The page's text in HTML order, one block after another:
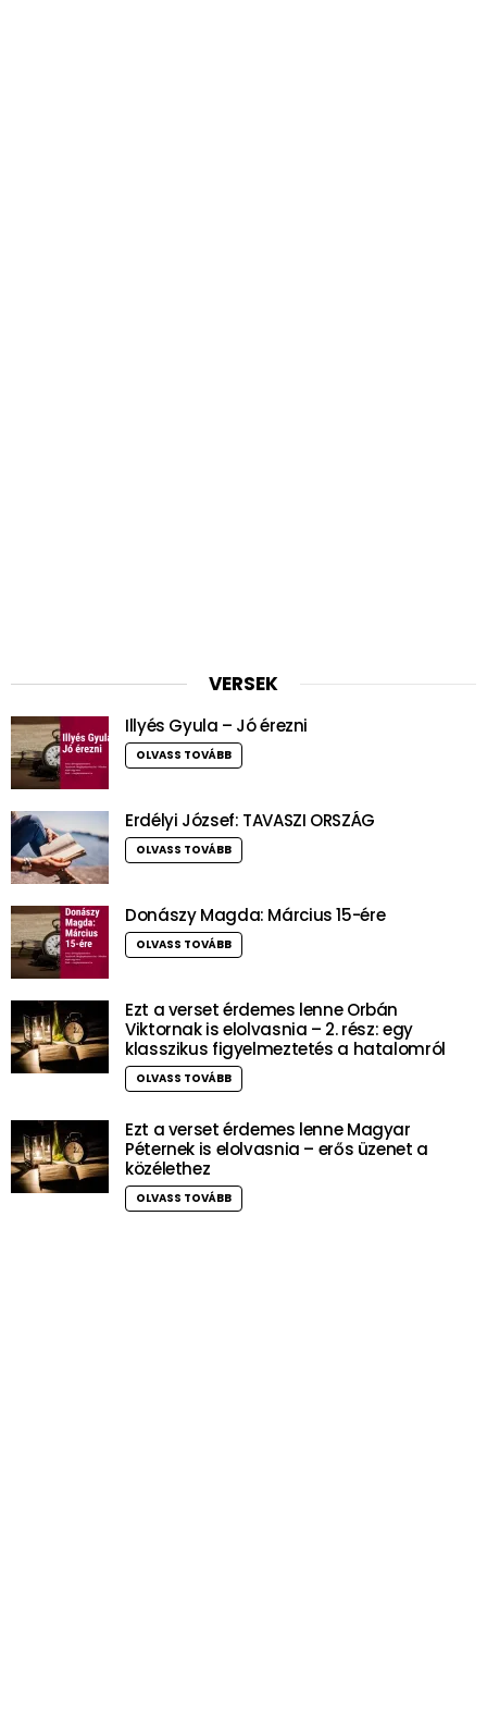
VERSEK
Illyés Gyula – Jó érezni
OLVASS TOVÁBB
Erdélyi József: TAVASZI ORSZÁG
OLVASS TOVÁBB
Donászy Magda: Március 15-ére
OLVASS TOVÁBB
Ezt a verset érdemes lenne Orbán
Viktornak is elolvasnia – 2. rész: egy
klasszikus figyelmeztetés a hatalomról
OLVASS TOVÁBB
Ezt a verset érdemes lenne Magyar
Péternek is elolvasnia – erős üzenet a
közélethez
OLVASS TOVÁBB